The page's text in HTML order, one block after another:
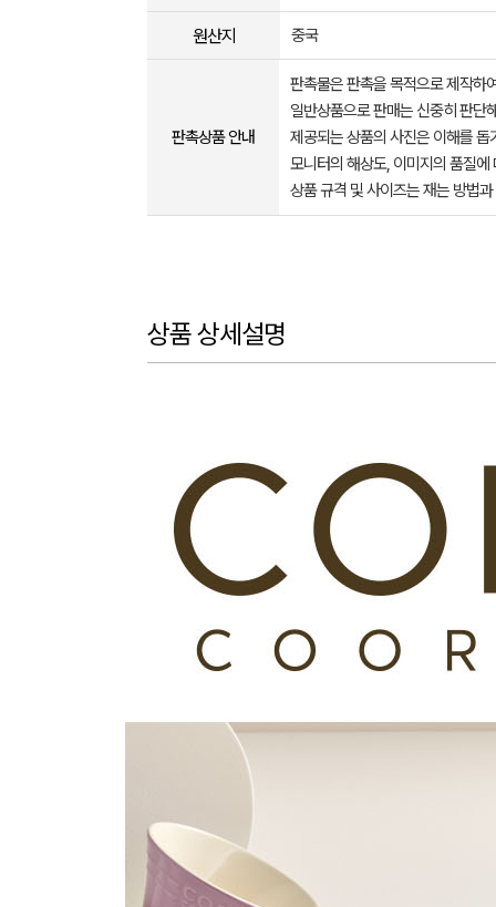
원산지 중국
판촉상품 안내
판촉물은 판촉을 목적으로 제작하
일반상품으로 판매는 신중히 판단
제공되는 상품의 사진은 이해를
모니터의 해상도, 이미지의 품질
상품 규격 및 사이즈는 재는 방법
상품 상세설명